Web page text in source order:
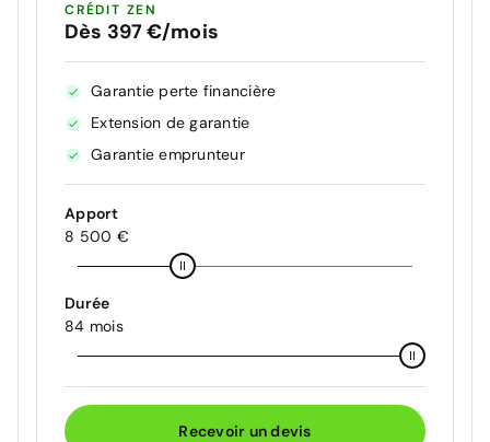
CRÉDIT ZEN
Dès 397 €/mois
Garantie perte financière
Extension de garantie
Garantie emprunteur
Apport
8 500 €
Durée
84 mois
Recevoir un devis